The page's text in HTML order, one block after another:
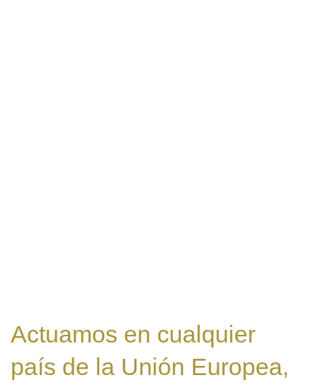
Actuamos en cualquier
país de la Unión Europea,